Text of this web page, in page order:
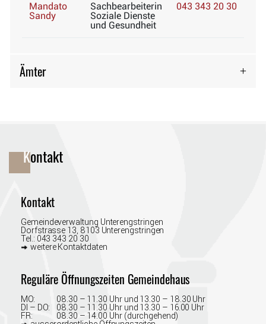
Mandato
Sandy
Sachbearbeiterin
Soziale Dienste
und Gesundheit
043 343 20 30
Ämter
Kontakt
Kontakt
Gemeindeverwaltung Unterengstringen
Dorfstrasse 13, 8103 Unterengstringen
Tel.: 043 343 20 30
weitere Kontaktdaten
Reguläre Öffnungszeiten Gemeindehaus
MO: 08.30 – 11.30 Uhr und 13.30 –⁠ 18.30 Uhr
DI – DO: 08.30 –⁠ 11.30 Uhr und 13.30 –⁠ 16.00 Uhr
FR: 08.30 – 14.00 Uhr (durchgehend)